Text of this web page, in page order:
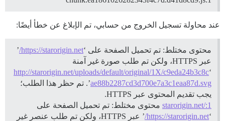
عند محاولة تسجيل الخروج من حسابي، تم الإبلاغ عن خطأ أيضًا:
محتوى مختلط: تم تحميل الصفحة على ‘https://starorigin.net/
’
عبر HTTPS، ولكن تم طلب صورة غير آمنة
‘
http://starorigin.net/uploads/default/original/1X/c9eda24b3c8c
ae88b2287cd3d700e7a3c1eaa87d.svg’. تم حظر هذا الطلب؛
يجب تقديم المحتوى عبر HTTPS.
starorigin.net/:1 محتوى مختلط: تم تحميل الصفحة على
‘
https://starorigin.net/
’ عبر HTTPS، ولكن تم طلب عنصر غير